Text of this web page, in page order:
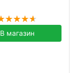
В магазин